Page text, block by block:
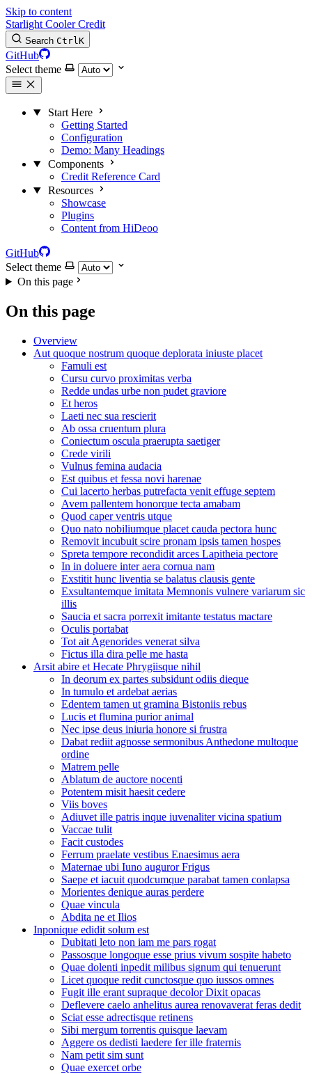
Skip to content
Starlight Cooler Credit
Search CtrlK
GitHub
Select theme
Start Here
Getting Started
Configuration
Demo: Many Headings
Components
Credit Reference Card
Resources
Showcase
Plugins
Content from HiDeoo
GitHub
Select theme
On this page
On this page
Overview
Aut quoque nostrum quoque deplorata iniuste placet
Famuli est
Cursu curvo proximitas verba
Redde undas urbe non pudet graviore
Et heros
Laeti nec sua rescierit
Ab ossa cruentum plura
Coniectum oscula praerupta saetiger
Crede virili
Vulnus femina audacia
Est quibus et fessa novi harenae
Cui lacerto herbas putrefacta venit effuge septem
Avem pallentem honorque tecta amabam
Quod caper ventris utque
Quo nato nobiliumque placet cauda pectora hunc
Removit incubuit scire pronam ipsis tamen hospes
Spreta tempore recondidit arces Lapitheia pectore
In in doluere inter aera cornua nam
Exstitit hunc liventia se balatus clausis gente
Exsultantemque imitata Memnonis vulnere variarum sic
illis
Saucia et sacra porrexit imitante testatus mactare
Oculis portabat
Tot ait Agenorides venerat silva
Fictus illa dira pelle me hasta
Arsit abire et Hecate Phrygiisque nihil
In deorum ex partes subsidunt odiis dieque
In tumulo et ardebat aerias
Edentem tamen ut gramina Bistoniis rebus
Lucis et flumina purior animal
Nec ipse deus iniuria honore si frustra
Dabat rediit agnosse sermonibus Anthedone multoque
ordine
Matrem pelle
Ablatum de auctore nocenti
Potentem misit haesit cedere
Viis boves
Adiuvet ille patris inque iuvenaliter vicina spatium
Vaccae tulit
Facit custodes
Ferrum praelate vestibus Enaesimus aera
Maternae ubi Iuno auguror Frigus
Saepe et iacuit quodcumque parabat tamen conlapsa
Morientes denique auras perdere
Quae vincula
Abdita ne et Ilios
Inponique edidit solum est
Dubitati leto non iam me pars rogat
Passosque longoque esse prius vivum sospite habeto
Quae dolenti inpedit milibus signum qui tenuerunt
Licet quoque redit cunctosque quo iussos omnes
Fugit ille erant supraque decolor Dixit opacas
Deflevere caelo anhelitus aurea renovaverat feras dedit
Sciat esse adrectisque retinens
Sibi mergum torrentis quisque laevam
Aggere os dedisti laedere fer ille fraternis
Nam petit sim sunt
Quae exercet orbe